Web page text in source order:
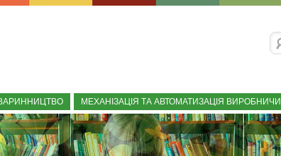
МЕХАНІЗАЦІЯ ТА АВТОМАТИЗАЦІЯ